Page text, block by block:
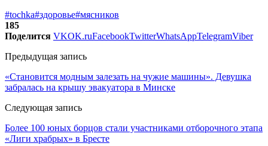
#tochka#здоровье#мясников
185
Поделится VKOK.ruFacebookTwitterWhatsAppTelegramViber
Предыдущая запись
«Становится модным залезать на чужие машины». Девушка
забралась на крышу эвакуатора в Минске
Следующая запись
Более 100 юных борцов стали участниками отборочного этапа
«Лиги храбрых» в Бресте